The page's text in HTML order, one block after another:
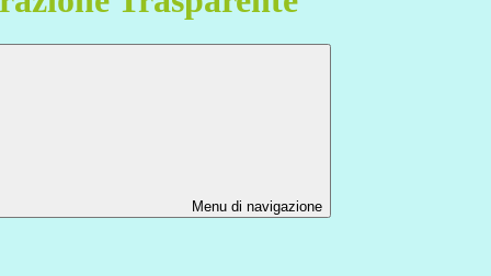
Menu di navigazione